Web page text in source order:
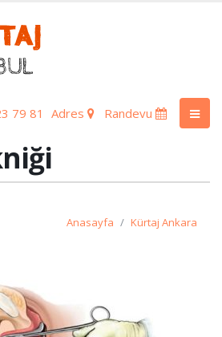
79 81 Adres Randevu
Anasayfa Kürtaj Ankara